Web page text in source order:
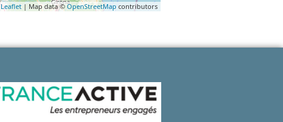
Leaflet | Map data ©OpenStreetMap contributors